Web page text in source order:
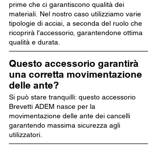
prime che ci garantiscono qualità dei
materiali. Nel nostro caso utilizziamo varie
tipologie di acciai, a seconda del ruolo che
ricoprirà l'accessorio, garantendone ottima
qualità e durata.
Questo accessorio garantirà
una corretta movimentazione
delle ante?
Si può stare tranquilli: questo accessorio
Brevetti ADEM nasce per la
movimentazione delle ante dei cancelli
garantendo massima sicurezza agli
utilizzatori.